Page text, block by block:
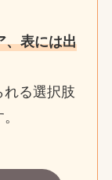
、表には出
れる選択肢